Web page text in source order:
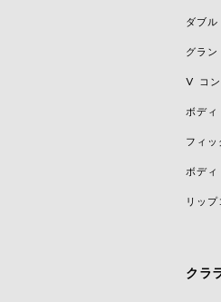
ダブ
グラ
V コ
ボデ
フィ
ボデ
リッ
クラ